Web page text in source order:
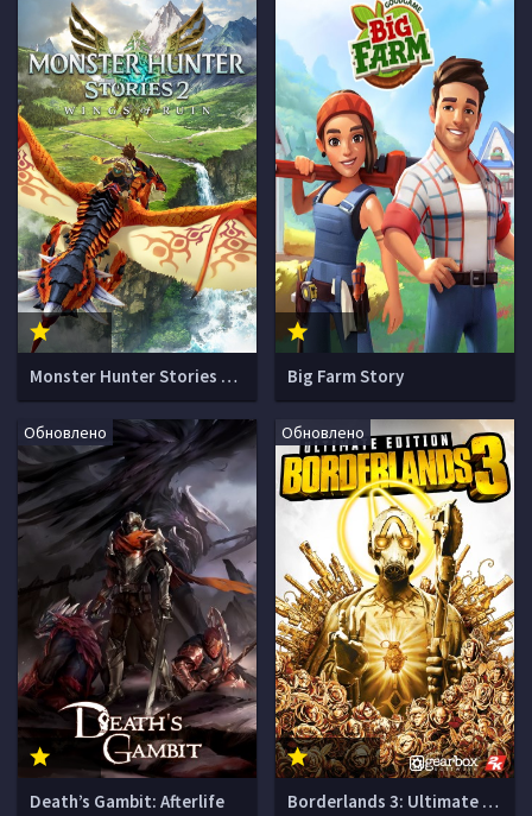
Monster Hunter Stories 2: Wings of Ruin Big Farm Story
Обновлено
Death’s Gambit: Afterlife
Обновлено
Borderlands 3: Ultimate Edition